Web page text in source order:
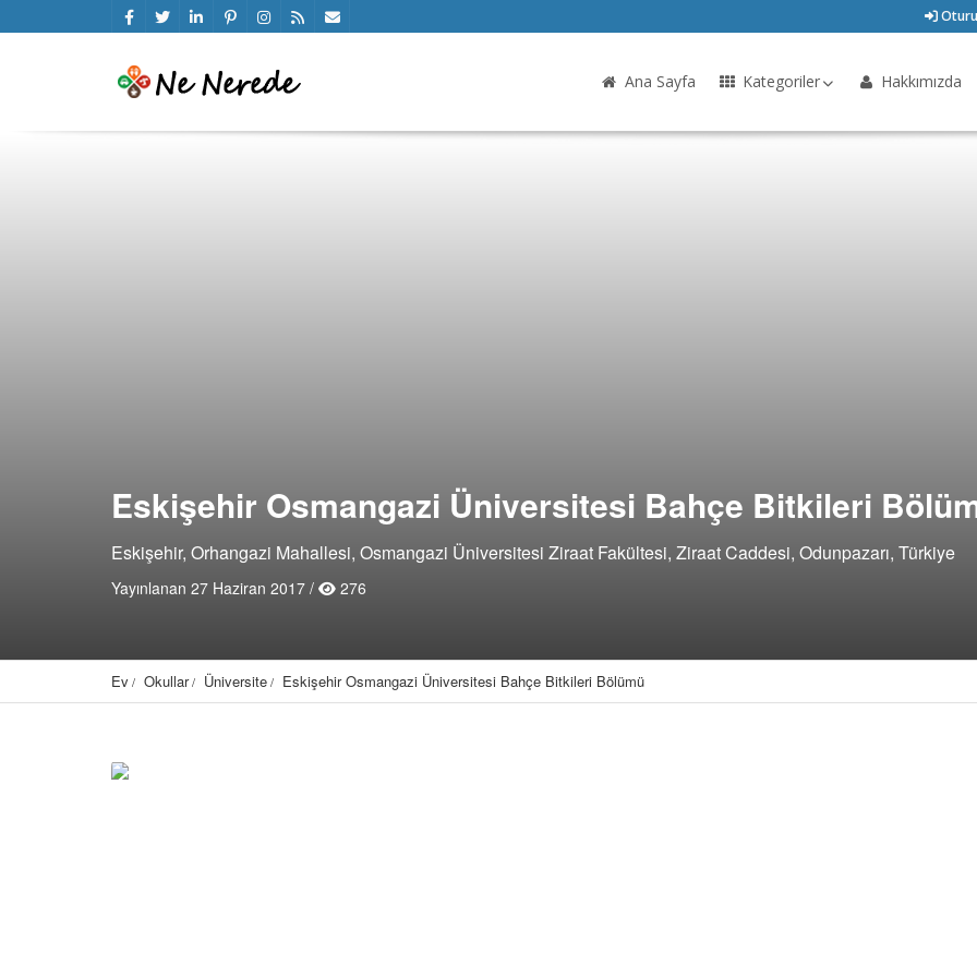
Ana Sayfa Kategoriler Hakkımızda
Eskişehir Osmangazi Üniversitesi Bahçe Bitkileri
Eskişehir, Orhangazi Mahallesi, Osmangazi Üniversitesi Ziraat Fakültesi, Ziraat Caddesi, Odunpazarı, Türkiye
Yayınlanan 27 Haziran 2017 / 276
Ev Okullar Üniversite Eskişehir Osmangazi Üniversitesi Bahçe Bitkileri Bölümü